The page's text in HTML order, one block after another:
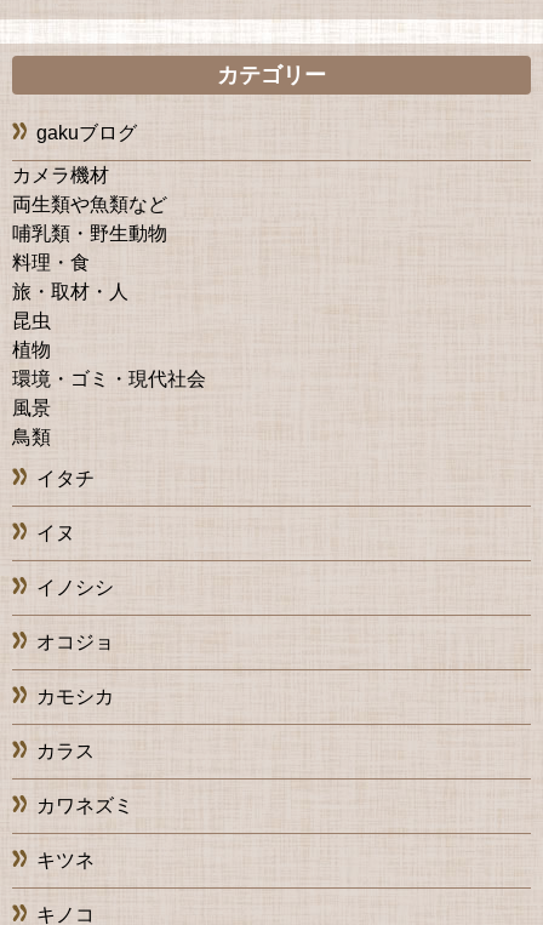
カテゴリー
gakuブログ
カメラ機材
両生類や魚類など
哺乳類・野生動物
料理・食
旅・取材・人
昆虫
植物
環境・ゴミ・現代社会
風景
鳥類
イタチ
イヌ
イノシシ
オコジョ
カモシカ
カラス
カワネズミ
キツネ
キノコ